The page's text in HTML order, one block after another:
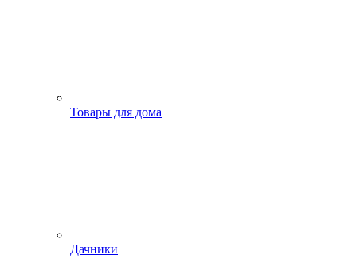
Товары для дома
Дачники